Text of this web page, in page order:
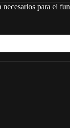
para el